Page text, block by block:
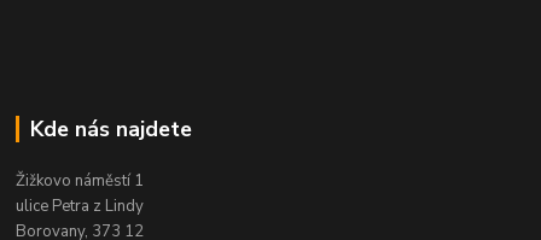
Kde nás najdete
Žižkovo náměstí 1
ulice Petra z Lindy
Borovany, 373 12